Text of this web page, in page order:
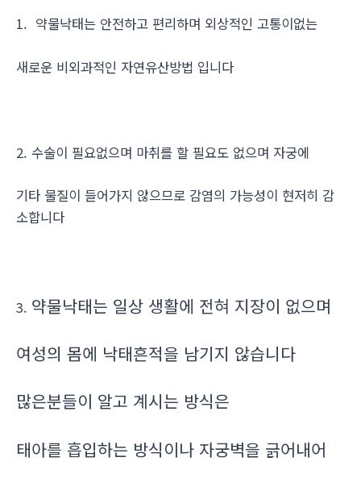
1. 약물낙태는 안전하고 편리하며 외상적인 고통이없는
새로운 비외과적인 자연유산방법 입니다
2. 수술이 필요없으며 마취를 할 필요도 없으며 자궁에
기타 물질이 들어가지 않으므로 감염의 가능성이 현저히 감
소합니다
3. 약물낙태는 일상 생활에 전혀 지장이 없으며
여성의 몸에 낙태흔적을 남기지 않습니다
많은분들이 알고 계시는 방식은
태아를 흡입하는 방식이나 자궁벽을 긁어내어